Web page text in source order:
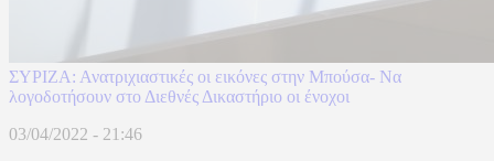
ΣΥΡΙΖΑ: Ανατριχιαστικές οι εικόνες στην Μπούσα- Να
λογοδοτήσουν στο Διεθνές Δικαστήριο οι ένοχοι
03/04/2022 - 21:46